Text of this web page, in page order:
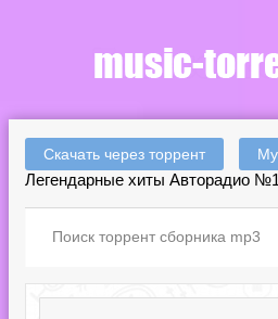
Скачать через торрент
Легендарные хиты Авторадио №1